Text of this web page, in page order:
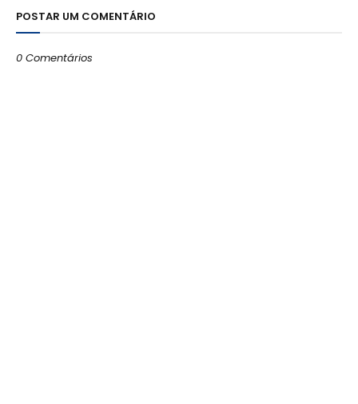
POSTAR UM COMENTÁRIO
0 Comentários